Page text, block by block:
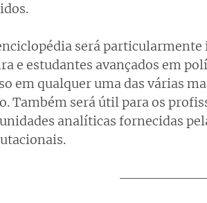
será
e estudantes avançados em
em qualquer uma das várias
Também será útil para os
analíticas fornecidas